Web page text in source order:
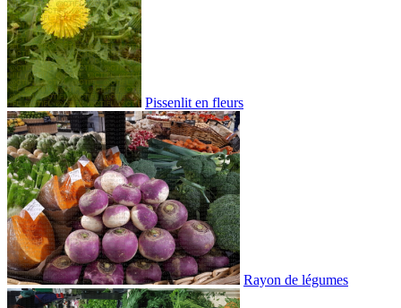
Pissenlit en fleurs
Rayon de légumes